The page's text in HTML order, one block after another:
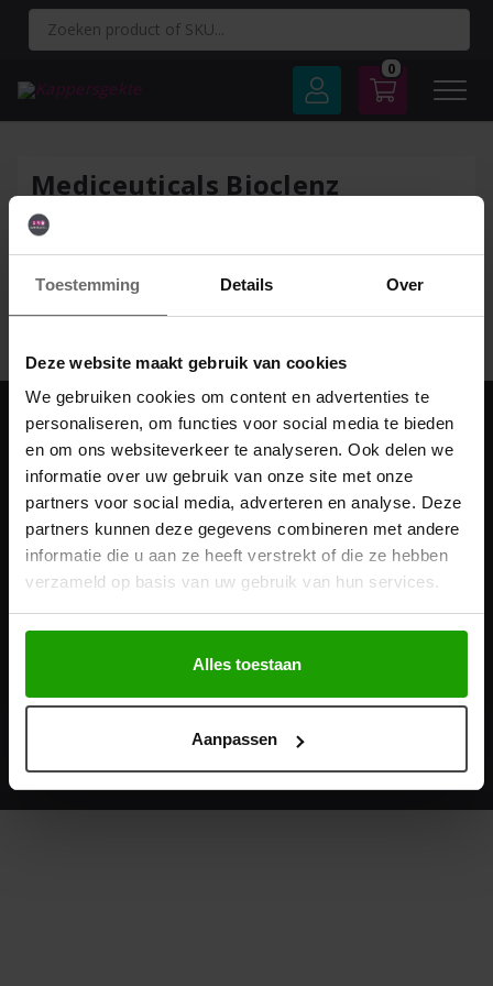
Toestemming Details Over
Deze website maakt gebruik van cookies
We gebruiken cookies om content en advertenties te
personaliseren, om functies voor social media te bieden
en om ons websiteverkeer te analyseren. Ook delen we
informatie over uw gebruik van onze site met onze
partners voor social media, adverteren en analyse. Deze
partners kunnen deze gegevens combineren met andere
informatie die u aan ze heeft verstrekt of die ze hebben
verzameld op basis van uw gebruik van hun services.
Alles toestaan
Aanpassen
Spring
0
Mediceuticals Bioclenz
Shampoo 180ml-722
Geef een reactie
Adres & contact
Populaire categorieën
Top Merken
Kappersgekte
© Copyright - Wij scoren 9.4 van 10 sterren